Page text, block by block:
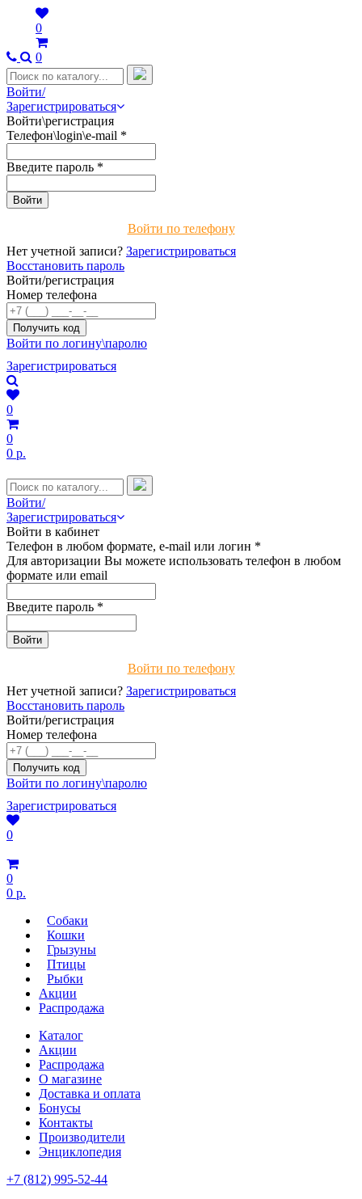
0
0
Войти/
Зарегистрироваться
Войти\регистрация
Телефон\login\e-mail *
Введите пароль *
Войти по телефону
Нет учетной записи? Зарегистрироваться
Восстановить пароль
Войти/регистрация
Номер телефона
Войти по логину\паролю
Зарегистрироваться
0
0
0 р.
Войти/
Зарегистрироваться
Войти в кабинет
Телефон в любом формате, e-mail или логин *
Для авторизации Вы можете использовать телефон в любом
формате или email
Введите пароль *
Войти по телефону
Нет учетной записи? Зарегистрироваться
Восстановить пароль
Войти/регистрация
Номер телефона
Войти по логину\паролю
Зарегистрироваться
0
0
0 р.
Собаки
Кошки
Грызуны
Птицы
Рыбки
Акции
Распродажа
Каталог
Акции
Распродажа
О магазине
Доставка и оплата
Бонусы
Контакты
Производители
Энциклопедия
+7 (812) 995-52-44